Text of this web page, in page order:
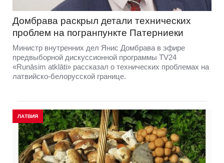
Домбравa раскрыл детали технических
проблем на погранпункте Патерниеки
Министр внутренних дел Янис Домбрава в эфире
предвыборной дискуссионной программы TV24
«Runāsim atklāti» рассказал о технических проблемах на
латвийско-белорусской границе.
ЛАТВИЯ